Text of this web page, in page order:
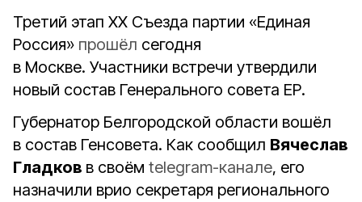
Третий этап XX Съезда партии «Единая
Россия» прошёл сегодня
в Москве. Участники встречи утвердили
новый состав Генерального совета ЕР.
Губернатор Белгородской области вошёл
в состав Генсовета. Как сообщил Вячеслав
Гладков в своём telegram-канале, его
назначили врио секретаря регионального